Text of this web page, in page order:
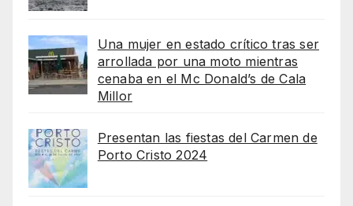
Una mujer en estado crítico tras ser
arrollada por una moto mientras
cenaba en el Mc Donald’s de Cala
Millor
Presentan las fiestas del Carmen de
Porto Cristo 2024